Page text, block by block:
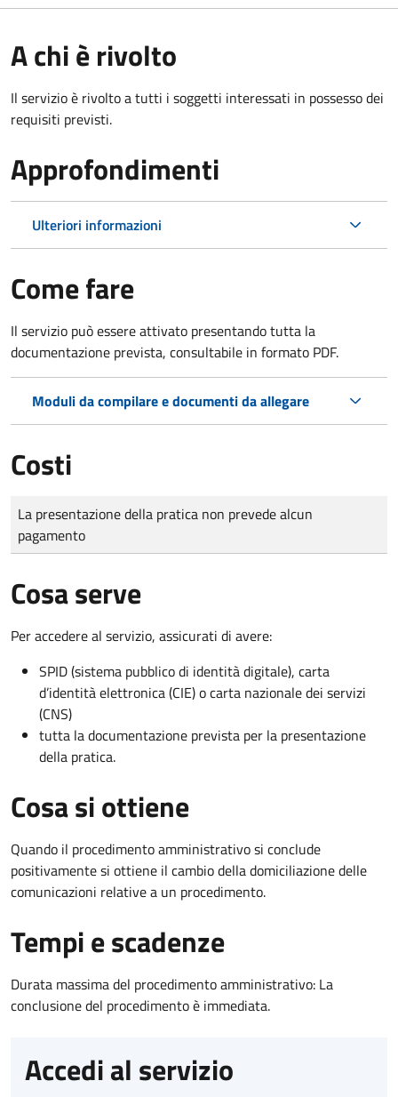
A chi è rivolto
Il servizio è rivolto a tutti i soggetti interessati in possesso dei
requisiti previsti.
Approfondimenti
Ulteriori informazioni
Come fare
Il servizio può essere attivato presentando tutta la
documentazione prevista, consultabile in formato PDF.
Moduli da compilare e documenti da allegare
Costi
Tipo di pagamento
Importo
La presentazione della pratica non prevede alcun
pagamento
Cosa serve
Per accedere al servizio, assicurati di avere:
SPID (sistema pubblico di identità digitale), carta
d’identità elettronica (CIE) o carta nazionale dei servizi
(CNS)
tutta la documentazione prevista per la presentazione
della pratica.
Cosa si ottiene
Quando il procedimento amministrativo si conclude
positivamente si ottiene il cambio della domiciliazione delle
comunicazioni relative a un procedimento.
Tempi e scadenze
Durata massima del procedimento amministrativo: La
conclusione del procedimento è immediata.
Accedi al servizio